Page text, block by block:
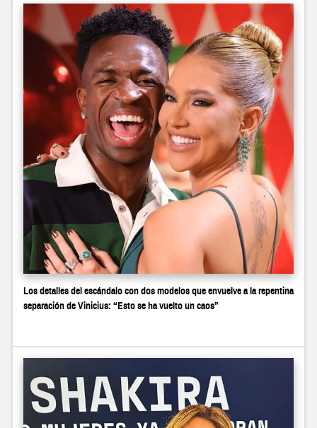
Los detalles del escándalo con dos modelos que envuelve a la repentina
separación de Vinicius: “Esto se ha vuelto un caos”